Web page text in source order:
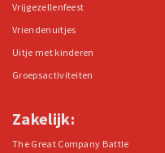
Vrijgezellenfeest
Vriendenuitjes
Uitje met kinderen
Groepsactiviteiten
Zakelijk:
The Great Company Battle